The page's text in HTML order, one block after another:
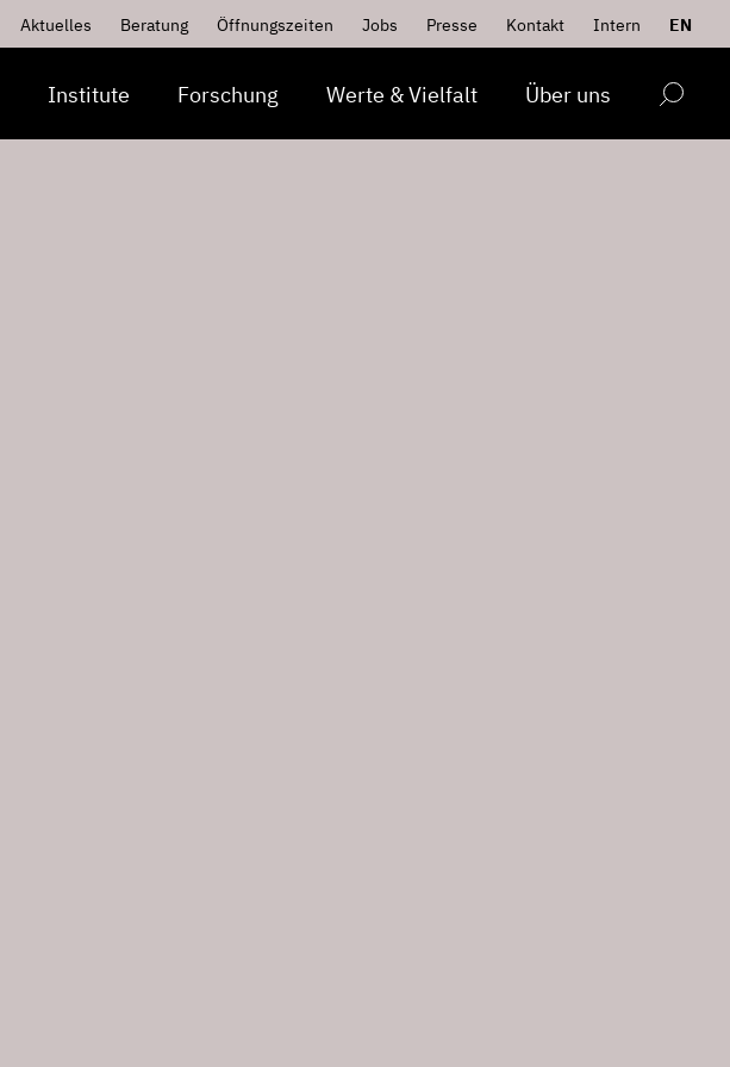
Aktuelles Beratung Öffnungszeiten Jobs Presse Kontakt Intern EN
Institute Forschung Werte & Vielfalt Über uns